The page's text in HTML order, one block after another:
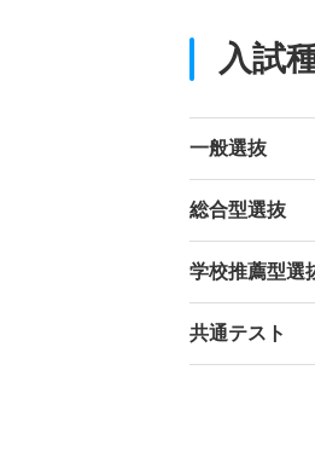
入試
一般選抜
総合型選抜
学校推薦型選
共通テスト